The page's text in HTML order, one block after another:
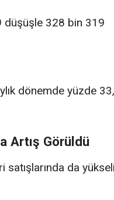
düşüşle 328 bin 319
dönemde yüzde
Artış Görüldü
da